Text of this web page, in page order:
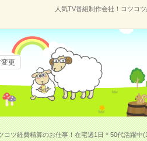
人気TV番組制作会社！コツコ
更
コツ経費精算のお仕事！在宅週1日＊50代活躍中